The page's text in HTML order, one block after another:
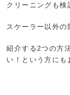
クリーニングも検
スケーラー以外の
紹介する2つの方
い！という方にも